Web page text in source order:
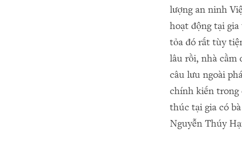
lượng an ninh
hoạt động tại gia
tỏa đó rất tùy
lâu rồi, nhà cầm
câu lưu ngoài
chính kiến trong
thúc tại gia có
Nguyễn Thúy